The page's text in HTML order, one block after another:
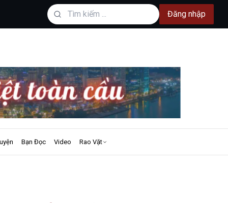
Đăng nhập
Bạn Đọc Video Rao Vặt